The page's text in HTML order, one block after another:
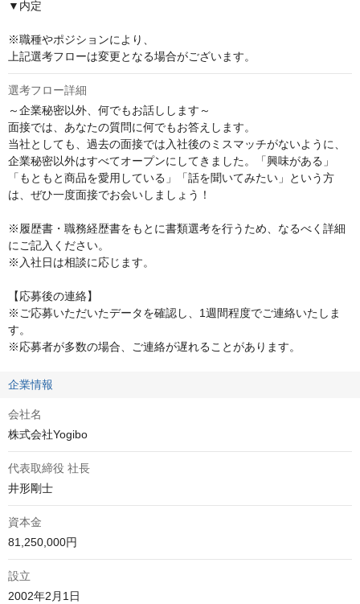
▼内定
※職種やポジションにより、
上記選考フローは変更となる場合がございます。
選考フロー詳細
～企業秘密以外、何でもお話しします～
面接では、あなたの質問に何でもお答えします。
当社としても、過去の面接では入社後のミスマッチがないように、
企業秘密以外はすべてオープンにしてきました。「興味がある」
「もともと商品を愛用している」「話を聞いてみたい」という方
は、ぜひ一度面接でお会いしましょう！
※履歴書・職務経歴書をもとに書類選考を行うため、なるべく詳細
にご記入ください。
※入社日は相談に応じます。
【応募後の連絡】
※ご応募いただいたデータを確認し、1週間程度でご連絡いたしま
す。
※応募者が多数の場合、ご連絡が遅れることがあります。
企業情報
会社名
株式会社Yogibo
代表取締役 社長
井形剛士
資本金
81,250,000円
設立
2002年2月1日